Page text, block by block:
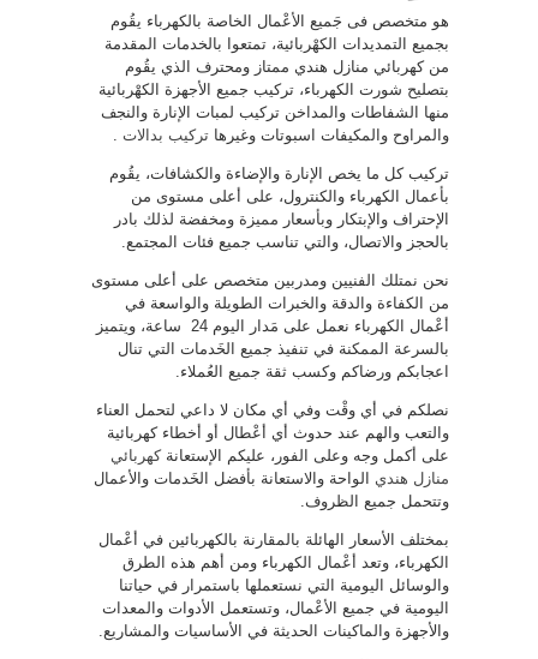
هو متخصص فى جَميع الأعْمال الخاصة بالكهرباء يقُوم
بجميع التمديدات الكهْربائية، تمتعوا بالخدمات المقدمة
من كهربائي منازل هندي ممتاز ومحترف الذي يقُوم
بتصليح شورت الكهرباء، تركيب جميع الأجهزة الكهْربائية
منها الشفاطات والمداخن تركيب لمبات الإنارة والنجف
والمراوح والمكيفات اسبوتات وغيرها تركيب بدالات
تركيب كل ما يخص الإنارة والإضاءة والكشافات، يقُوم
بأعمال الكهرباء والكنترول، على أعلى مستوى من
الإحتراف والإبتكار وبأسعار مميزة ومخفضة لذلك بادر
بالحجز والاتصال، والتي تناسب جميع فئات المجتمع.
نحن نمتلك الفنيين ومدربين متخصص على أعلى مستوى
من الكفاءة والدقة والخبرات الطويلة والواسعة في
أعْمال الكهرباء نعمل على مَدار اليوم 24 ساعة، ويتميز
بالسرعة الممكنة في تنفيذ جميع الخَدمات التي تنال
اعجابكم ورضاكم وكسب ثقة جميع العُملاء.
نصلكم في أي وقْت وفي أي مكان لا داعي لتحمل العناء
والتعب والهم عند حدوث أي أعْطال أو أخطاء كهربائية
على أكمل وجه وعلى الفور، عليكم الإستعانةكهربائي
منازل هندي الواحة والاستعانة بأفضل الخَدمات والأعمال
وتتحمل جميع الظروف.
بمختلف الأسعار الهائلة بالمقارنة بالكهربائين في أعْمال
الكهرباء، وتعد أعْمال الكهرباء ومن أهم هذه الطرق
والوسائل اليومية التي نستعملها باستمرار في حياتنا
اليومية في جميع الأعْمال، وتستعمل الأدوات والمعدات
والأجهزة والماكينات الحديثة في الأساسيات والمشاريع.